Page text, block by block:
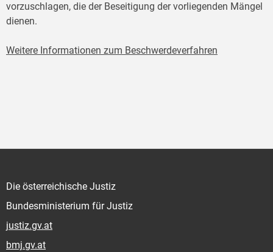
vorzuschlagen, die der Beseitigung der vorliegenden Mängel
dienen.
Weitere Informationen zum Beschwerdeverfahren
Die österreichische Justiz
Bundesministerium für Justiz
justiz.gv.at
bmj.gv.at